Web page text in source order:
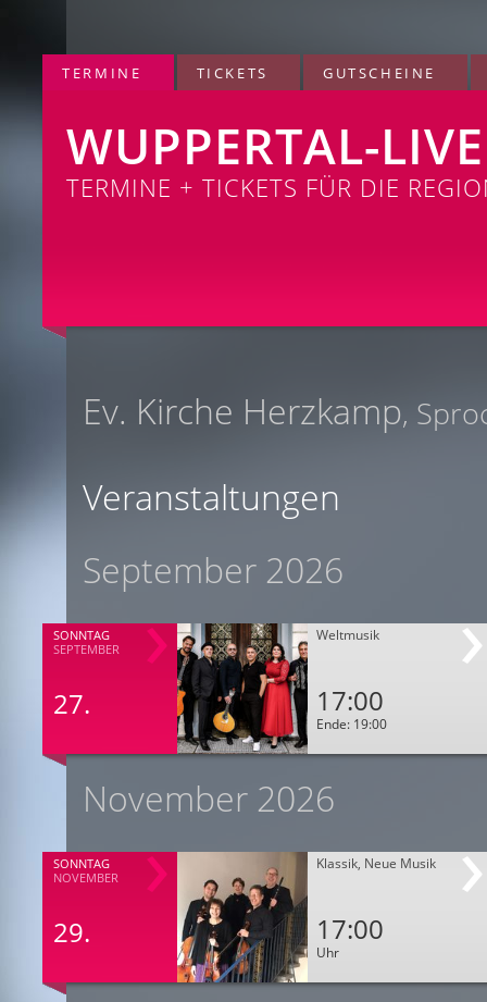
TERMINE TICKETS GUTSCHEINE
WUPPERTAL-LIVE
TERMINE + TICKETS FÜR DIE
Ev. Kirche Herzkamp,
Veranstaltungen
September 2026
SONNTAG
SEPTEMBER
27.
Weltmusik
17:00
Ende: 19:00
November 2026
SONNTAG
NOVEMBER
29.
Klassik, Neue Musik
17:00
Uhr